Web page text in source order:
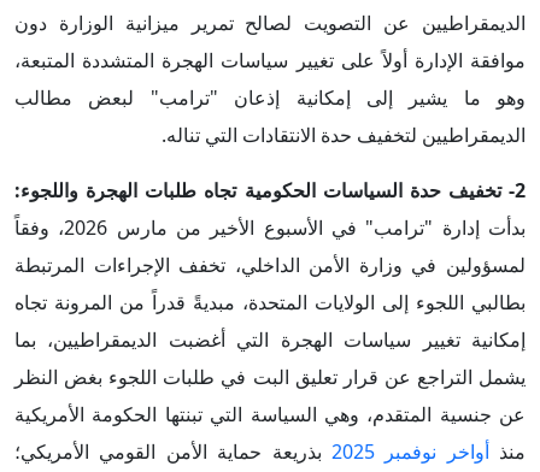
الديمقراطيين عن التصويت لصالح تمرير ميزانية الوزارة دون
موافقة الإدارة أولاً على تغيير سياسات الهجرة المتشددة المتبعة،
وهو ما يشير إلى إمكانية إذعان "ترامب" لبعض مطالب
الديمقراطيين لتخفيف حدة الانتقادات التي تناله.
2- تخفيف حدة السياسات الحكومية تجاه طلبات الهجرة واللجوء:
بدأت إدارة "ترامب" في الأسبوع الأخير من مارس 2026، وفقاً
لمسؤولين في وزارة الأمن الداخلي، تخفف الإجراءات المرتبطة
بطالبي اللجوء إلى الولايات المتحدة، مبديةً قدراً من المرونة تجاه
إمكانية تغيير سياسات الهجرة التي أغضبت الديمقراطيين، بما
يشمل التراجع عن قرار تعليق البت في طلبات اللجوء بغض النظر
عن جنسية المتقدم، وهي السياسة التي تبنتها الحكومة الأمريكية
منذأواخر نوفمبر 2025 بذريعة حماية الأمن القومي الأمريكي؛